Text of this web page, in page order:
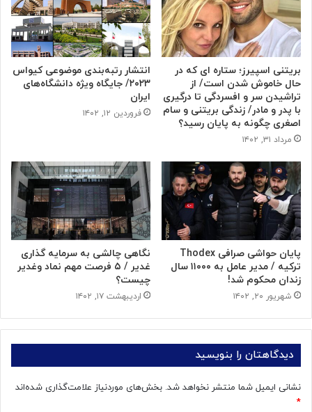
بریتنی اسپیرز؛ ستاره ای که در
حال خاموش شدن است/ از
تراشیدن سر و افسردگی تا درگیری
با پدر و مادر/ زندگی بریتنی و سام
اصغری چگونه به پایان رسید؟
مرداد ۳۱, ۱۴۰۲
انتشار رتبه‌بندی موضوعی کیواس
۲۰۲۳/ جایگاه ویژه دانشگاه‌های
ایران
فروردین ۱۲, ۱۴۰۲
پایان حواشی صرافی Thodex
ترکیه / مدیر عامل به ۱۱۰۰۰ سال
زندان محکوم شد!
شهریور ۲۰, ۱۴۰۲
نگاهی چالشی به سرمایه گذاری
غدیر / ۵ فرصت مهم نماد وغدیر
چیست؟
اردیبهشت ۱۷, ۱۴۰۲
دیدگاهتان را بنویسید
نشانی ایمیل شما منتشر نخواهد شد. بخش‌های موردنیاز علامت‌گذاری شده‌اند
*